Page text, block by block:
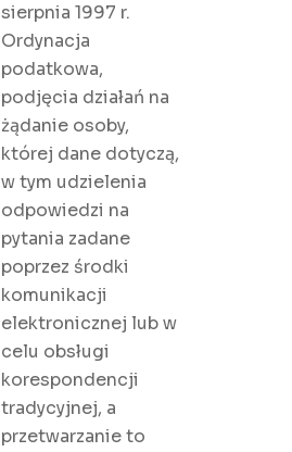
sierpnia 1997 r.
Ordynacja
podatkowa,
podjęcia działań na
żądanie osoby,
której dane dotyczą,
w tym udzielenia
odpowiedzi na
pytania zadane
poprzez środki
komunikacji
elektronicznej lub w
celu obsługi
korespondencji
tradycyjnej, a
przetwarzanie to